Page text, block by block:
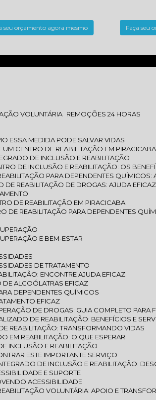
seu orçamento agora mesmo Faça seu
VOLUNTÁRIA
REMOÇÕES 24 HORAS
ESSA MEDIDA PODE SALVAR VIDAS
UM CENTRO DE REABILITAÇÃO EM PIRACICABA
DE INCLUSÃO E REABILITAÇÃO
DE INCLUSÃO E REABILITAÇÃO: OS
PARA DEPENDENTES QUÍMICOS:
DE REABILITAÇÃO DE DROGAS: AJUDA EFICAZ
DE REABILITAÇÃO EM PIRACICABA
DE REABILITAÇÃO PARA DEPENDENTES
E BEM-ESTAR
DE TRATAMENTO
ENCONTRE AJUDA EFICAZ
DE ALCOÓLATRAS EFICAZ
DEPENDENTES QUÍMICOS
EFICAZ
DE DROGAS: GUIA COMPLETO PARA
DE REABILITAÇÃO: BENEFÍCIOS E
REABILITAÇÃO: TRANSFORMANDO VIDAS
EM REABILITAÇÃO: O QUE ESPERAR
INCLUSÃO E REABILITAÇÃO
ESTE IMPORTANTE SERVIÇO
DE INCLUSÃO E REABILITAÇÃO:
E SUPORTE
ACESSIBILIDADE
REABILITAÇÃO VOLUNTÁRIA: APOIO E